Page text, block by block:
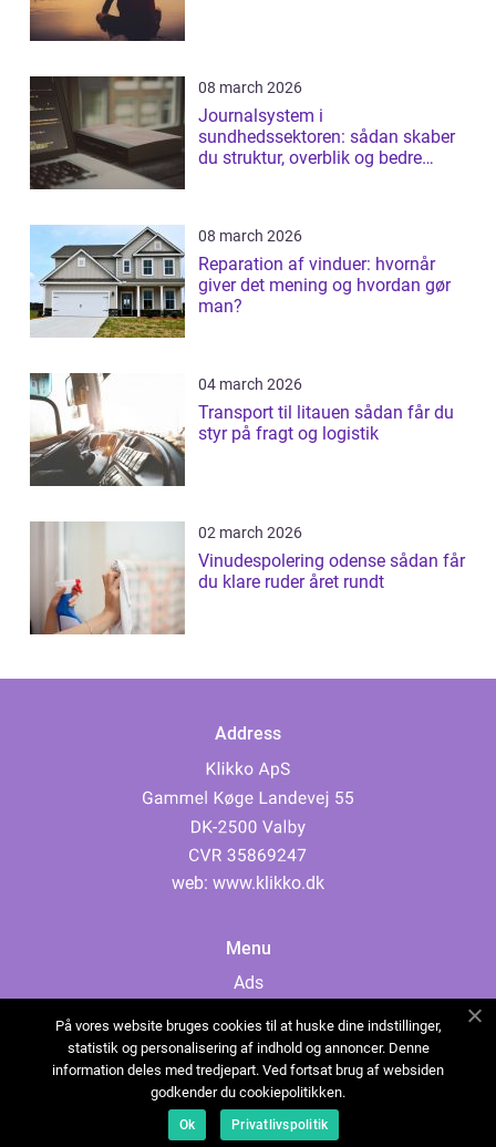
08 march 2026
Journalsystem i
sundhedssektoren: sådan skaber
du struktur, overblik og bedre
08 march 2026
Reparation af vinduer: hvornår
giver det mening og hvordan gør
man?
04 march 2026
Transport til litauen sådan får du
styr på fragt og logistik
02 march 2026
Vinudespolering odense sådan får
du klare ruder året rundt
Address
web: www.klikko.dk
Menu
Ads
Cookies
Contact
Sitemap
På vores website bruges cookies til at huske dine indstillinger,
statistik og personalisering af indhold og annoncer. Denne
information deles med tredjepart. Ved fortsat brug af websiden
godkender du cookiepolitikken.
Ok Privatlivspolitik